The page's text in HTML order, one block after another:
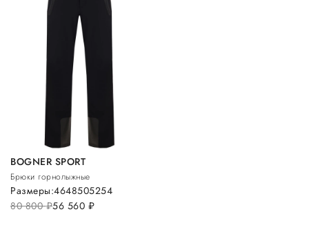
BOGNER SPORT
Брюки горнолыжные
80 800руб.56 560 руб.
Размеры:4648505254